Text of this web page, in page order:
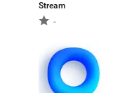
Stream
-